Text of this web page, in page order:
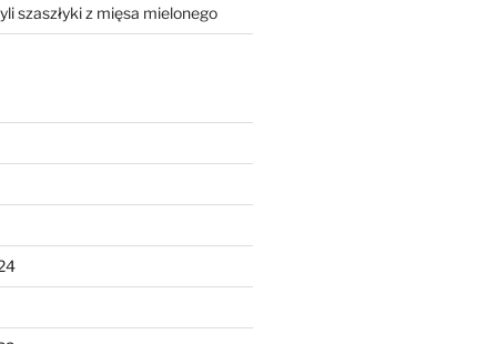
szaszłyki z mięsa mielonego